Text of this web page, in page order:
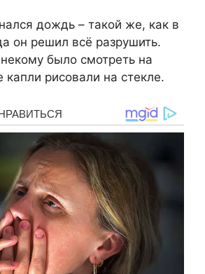
дождь – такой же, как в
он решил всё разрушить.
было смотреть на
капли рисовали на стекле.